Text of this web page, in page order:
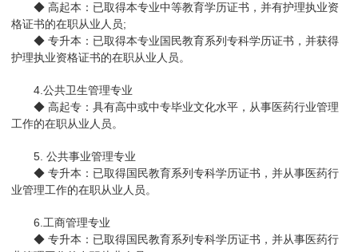
◆ 高起本：已取得本专业中等教育学历证书，并有护理执业资
格证书的在职从业人员;
◆ 专升本：已取得本专业国民教育系列专科学历证书，并获得
护理执业资格证书的在职从业人员。
4.公共卫生管理专业
◆ 高起专：具有高中或中专毕业文化水平，从事医药行业管理
工作的在职从业人员。
5. 公共事业管理专业
◆ 专升本：已取得国民教育系列专科学历证书，并从事医药行
业管理工作的在职从业人员。
6.工商管理专业
◆ 专升本：已取得国民教育系列专科学历证书，并从事医药行